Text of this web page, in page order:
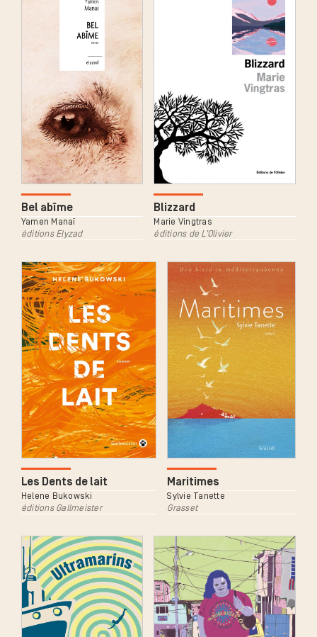
Bel abîme
Yamen Manaï
éditions Elyzad
Blizzard
Marie Vingtras
éditions de L’Olivier
Les Dents de lait
Helene Bukowski
éditions Gallmeister
Maritimes
Sylvie Tanette
Grasset